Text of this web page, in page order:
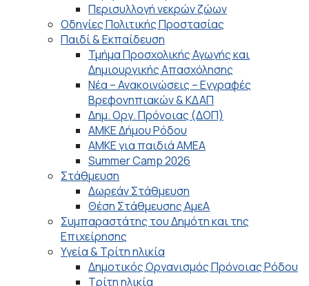
Περισυλλογή νεκρών ζώων
Οδηγίες Πολιτικής Προστασίας
Παιδί & Εκπαίδευση
Τμήμα Προσχολικής Αγωγής και
Δημιουργικής Απασχόλησης
Νέα – Ανακοινώσεις – Εγγραφές
Βρεφονηπιακών & ΚΔΑΠ
Δημ. Οργ. Πρόνοιας (ΔΟΠ)
ΑΜΚΕ Δήμου Ρόδου
ΑΜΚΕ για παιδιά ΑΜΕΑ
Summer Camp 2026
Στάθμευση
Δωρεάν Στάθμευση
Θέση Στάθμευσης ΑμεΑ
Συμπαραστάτης του Δημότη και της
Επιχείρησης
Υγεία & Τρίτη ηλικία
Δημοτικός Οργανισμός Πρόνοιας Ρόδου
Τρίτη ηλικία